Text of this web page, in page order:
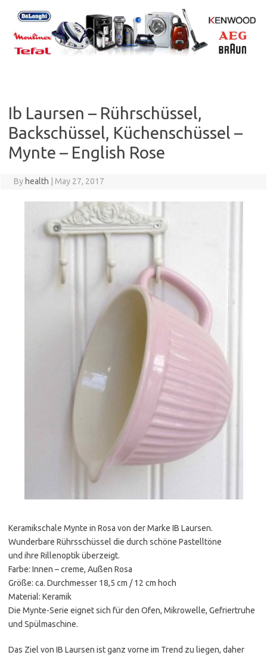
content
Ib Laursen – Rührschüssel,
Backschüssel, Küchenschüssel –
Mynte – English Rose
By health May 27, 2017
Keramikschale Mynte in Rosa von der Marke IB Laursen.
Wunderbare Rührsschüssel die durch schöne Pastelltöne
und ihre Rillenoptik überzeigt.
Farbe: Innen – creme, Außen Rosa
Größe: ca. Durchmesser 18,5 cm / 12 cm hoch
Material: Keramik
Die Mynte-Serie eignet sich für den Ofen, Mikrowelle, Gefriertruhe
und Spülmaschine.
Das Ziel von IB Laursen ist ganz vorne im Trend zu liegen, daher